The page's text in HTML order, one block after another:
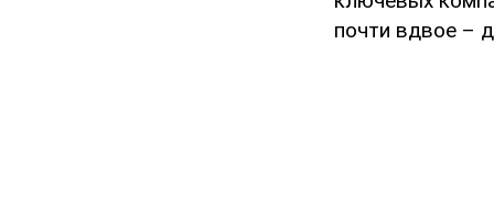
почти вдвое –